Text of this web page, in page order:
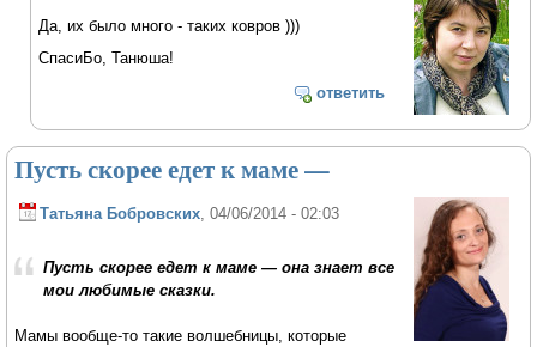
Да, их было много - таких ковров )))
СпасиБо, Танюша!
ответить
Пусть скорее едет к маме —
Татьяна Бобровских, 04/06/2014 - 02:03
Пусть скорее едет к маме — она знает все
мои любимые сказки.
Мамы вообще-то такие волшебницы, которые